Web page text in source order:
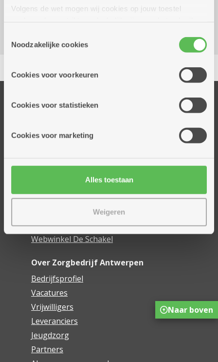
Volgens de wet mogen wij cookies op jouw toestel
cookies hebben we jouw toestemming nodig. Sommige
cookies worden geplaatst door derde partijen die een
informatie over jouw (geanonimiseerd) gebruik van onze
partners kunnen deze gegevens combineren met andere
Noodzakelijke cookies
Cookies voor voorkeuren
Cookies voor statistieken
Cookies voor marketing
Alles toestaan
Weigeren
Krijgslaan 110
2610 Wilrijk
Assistentiewoningen
Woonzorgcentra
Mijn Zorgbedrijf
Onze innovaties
Mijn Boek
Webwinkel De Schakel
Over Zorgbedrijf Antwerpen
Bedrijfsprofiel
Vacatures
Vrijwilligers
Leveranciers
Jeugdzorg
Partners
Naar boven